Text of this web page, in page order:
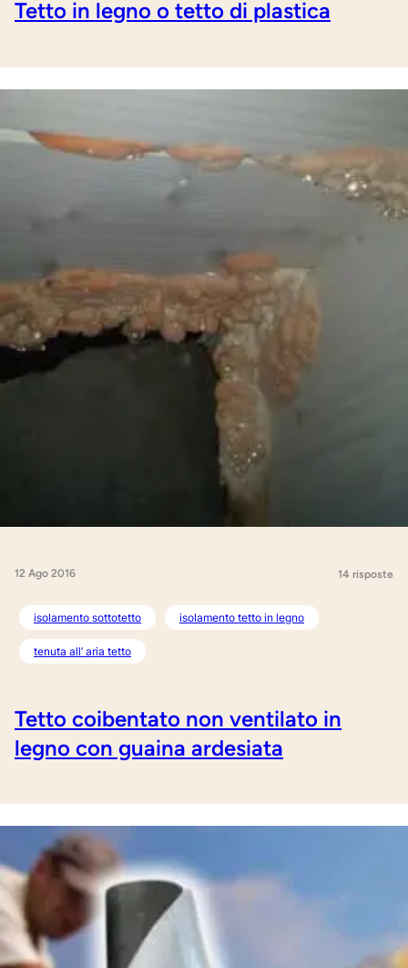
Tetto in legno o tetto di plastica
12 Ago 2016 14 risposte
isolamento sottotetto isolamento tetto in legno
tenuta all’ aria tetto
Tetto coibentato non ventilato in
legno con guaina ardesiata